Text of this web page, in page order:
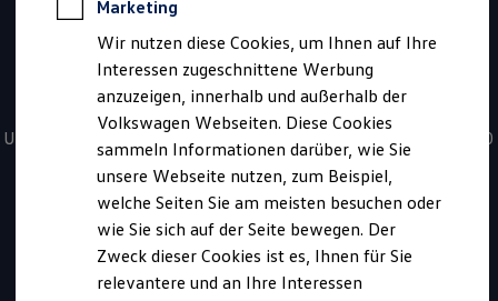
Software, Konnektivität & Apps
California App
VW Connect für Ihren ID. Buzz
VW Connect für Ihren Transporter/Caravelle
VW Connect für Ihren Amarok
VW Connect für andere Modelle
Connect Pro
Fleet Interface Data
Multistop Pathfinder
Übersicht Software Updates
Digitales Bordbuch
Fahrerassistenz- und Sicherheitssysteme
Kontrollleuchten
0800 - 86 55 79 24 36 *
Sie haben Fragen zur Nutzfahrzeugsuche? Rufen Sie uns an!
Unsere kostenfreien Servicezeiten für Sie sind täglich von 08:00
- 20:00 Uhr.
* Für Anrufer sind Gespräche unter 0800-Rufnummern stets
kostenlos. Alle anfallenden Gebühren trägt Volkswagen
Marketing
Wir nutzen diese Cookies, um Ihnen auf Ihre
Interessen zugeschnittene Werbung
anzuzeigen, innerhalb und außerhalb der
Volkswagen Webseiten. Diese Cookies
sammeln Informationen darüber, wie Sie
unsere Webseite nutzen, zum Beispiel,
welche Seiten Sie am meisten besuchen oder
wie Sie sich auf der Seite bewegen. Der
Zweck dieser Cookies ist es, Ihnen für Sie
relevantere und an Ihre Interessen